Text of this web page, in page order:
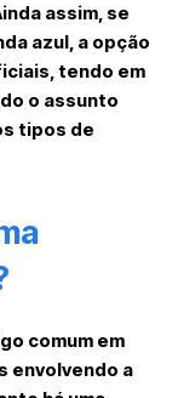
assim, se
azul, a opção
tendo em
o assunto
tipos de
comum em
envolvendo a